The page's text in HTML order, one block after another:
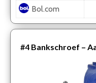
Bol.com
#4 Bankschroef –